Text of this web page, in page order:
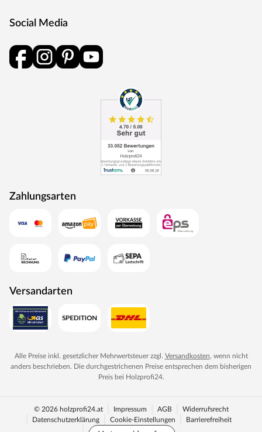
Social Media
Zahlungsarten
Versandarten
Alle Preise inkl. gesetzlicher Mehrwertsteuer zzgl. Versandkosten, wenn nicht
anders beschrieben. Die durchgestrichenen Preise entsprechen dem bisherigen
Preis bei Holzprofi24.
© 2026 holzprofi24.at Impressum AGB
Widerrufsrecht
Datenschutzerklärung
Cookie-Einstellungen Barrierefreiheit